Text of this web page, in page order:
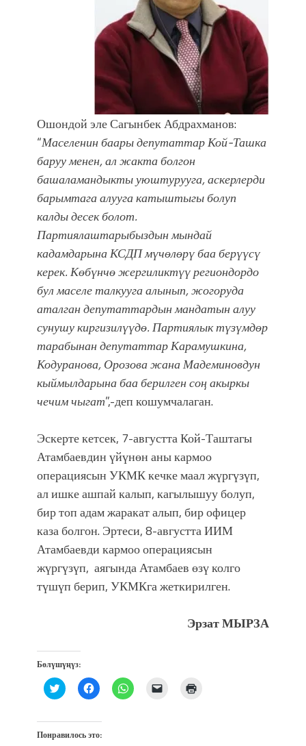
Ошондой эле Сагынбек Абдрахманов:
“Маселенин баары депутаттар Кой-Ташка
баруу менен, ал жакта болгон
башаламандыкты уюштурууга, аскерлерди
барымтага алууга катыштыгы болуп
калды десек болот.
Партиялаштарыбыздын мындай
кадамдарына КСДП мүчөлөрү баа берүүсү
керек. Көбүнчө жергиликтүү региондордо
бул маселе талкууга алынып, жогоруда
аталган депутаттардын мандатын алуу
сунушу киргизилүүдө. Партиялык түзүмдөр
тарабынан депутаттар Карамушкина,
Кодуранова, Орозова жана Мадеминовдун
кыймылдарына баа берилген соң акыркы
чечим чыгат”,-деп кошумчалаган.
Эскерте кетсек, 7-августта Кой-Таштагы
Атамбаевдин үйүнөн аны кармоо
операциясын УКМК кечке маал жүргүзүп,
ал ишке ашпай калып, кагылышуу болуп,
бир топ адам жаракат алып, бир офицер
каза болгон. Эртеси, 8-августта ИИМ
Атамбаевди кармоо операциясын
жүргүзүп, аягында Атамбаев өзү колго
түшүп берип, УКМКга жеткирилген.
Эрзат МЫРЗА
Бөлүшүңүз:
Нажмите,
чтобы
Twitter
(Открывается
в
Нажмите,
чтобы
Facebook
(Открывается
в
Нажмите,
чтобы
Послать
ссылку
Понравилось это: